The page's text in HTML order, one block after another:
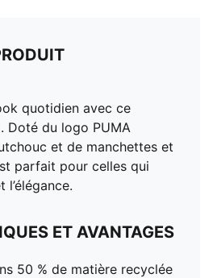
quotidien avec ce
Doté du logo PUMA
et de manchettes et
parfait pour celles qui
ET AVANTAGES
50 % de matière recyclée